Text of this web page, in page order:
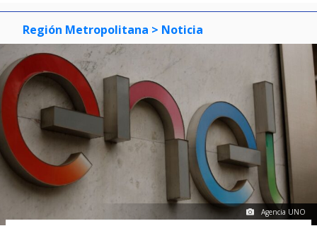
Región Metropolitana > Noticia
Agencia UNO